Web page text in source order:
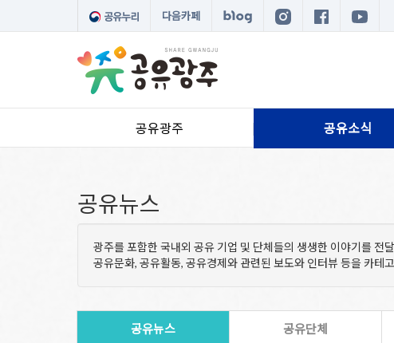
다음카페
공유광주 공유소식
공유뉴스
광주를 포함한 국내외 공유 기업 및 단체들의 생생한 이야기를 전
공유문화, 공유활동, 공유경제와 관련된 보도와 인터뷰 등을 카테
공유뉴스 공유단체